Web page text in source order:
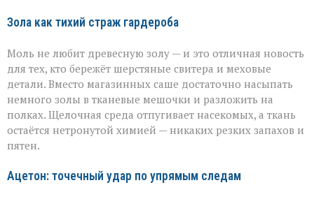
Зола как тихий страж гардероба
Моль не любит древесную золу — и это отличная новость
для тех, кто бережёт шерстяные свитера и меховые
детали. Вместо магазинных саше достаточно насыпать
немного золы в тканевые мешочки и разложить на
полках. Щелочная среда отпугивает насекомых, а ткань
остаётся нетронутой химией — никаких резких запахов и
пятен.
Ацетон: точечный удар по упрямым следам